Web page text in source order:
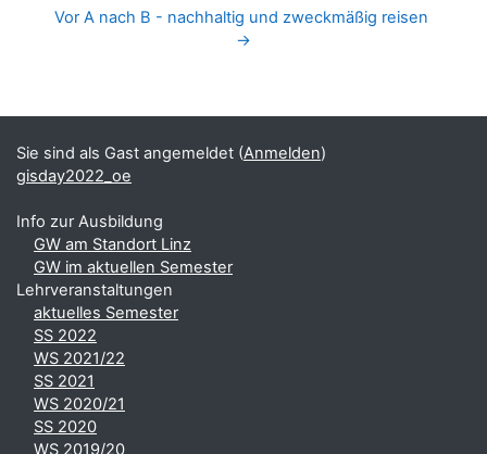
Vor A nach B - nachhaltig und zweckmäßig reisen
→
Ergänzungsblöcke
Sie sind als Gast angemeldet (Anmelden)
gisday2022_oe
Info zur Ausbildung
GW am Standort Linz
GW im aktuellen Semester
Lehrveranstaltungen
aktuelles Semester
SS 2022
WS 2021/22
SS 2021
WS 2020/21
SS 2020
WS 2019/20